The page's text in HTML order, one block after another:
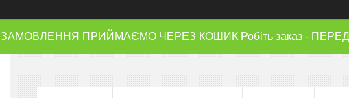
ЗАМОВЛЕННЯ ПРИЙМАЄМО ЧЕРЕЗ КОШИК Робіть заказ -